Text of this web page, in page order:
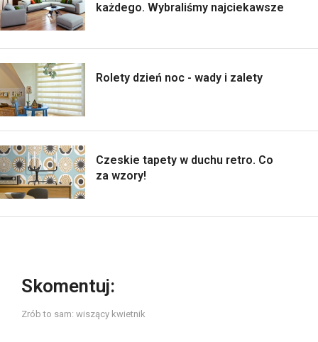
każdego. Wybraliśmy najciekawsze
Rolety dzień noc - wady i zalety
Czeskie tapety w duchu retro. Co
za wzory!
Skomentuj:
Zrób to sam: wiszący kwietnik